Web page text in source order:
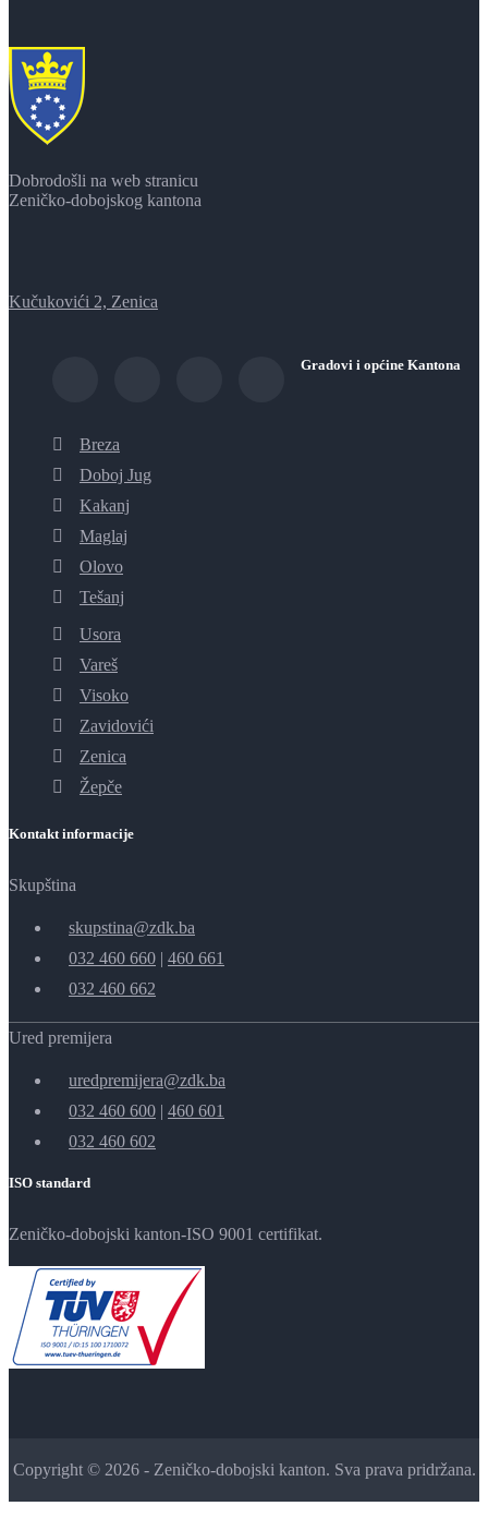
Dobrodošli na web stranicu
Zeničko-dobojskog kantona
Kučukovići 2, Zenica
Gradovi i općine Kantona
Breza
Doboj Jug
Kakanj
Maglaj
Olovo
Tešanj
Usora
Vareš
Visoko
Zavidovići
Zenica
Žepče
Kontakt informacije
Skupština
skupstina@zdk.ba
032 460 660 | 460 661
032 460 662
Ured premijera
uredpremijera@zdk.ba
032 460 600 | 460 601
032 460 602
ISO standard
Zeničko-dobojski kanton-ISO 9001 certifikat.
Copyright © 2026 - Zeničko-dobojski kanton. Sva prava pridržana.